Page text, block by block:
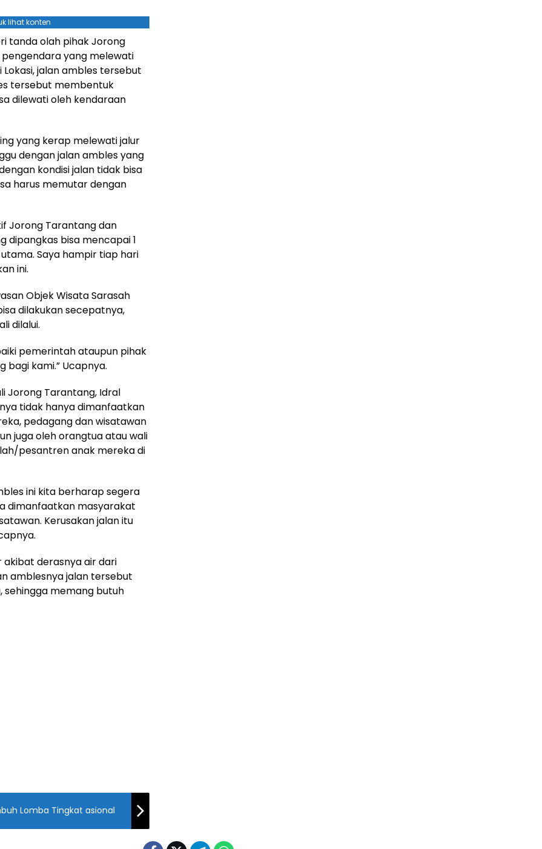
lihat konten
tanda olah pihak Jorong
yang melewati
jalan ambles tersebut
tersebut membentuk
dilewati oleh kendaraan
yang kerap melewati jalur
dengan jalan ambles yang
kondisi jalan tidak bisa
harus memutar dengan
Jorong Tarantang dan
dipangkas bisa mencapai 1
Saya hampir tiap hari
ini.
Objek Wisata Sarasah
dilakukan secepatnya,
dilalui.
pemerintah ataupun pihak
bagi kami.” Ucapnya.
Jorong Tarantang, Idral
tidak hanya dimanfaatkan
pedagang dan wisatawan
juga oleh orangtua atau wali
pesantren anak mereka di
ini kita berharap segera
dimanfaatkan masyarakat
Kerusakan jalan itu
derasnya air dari
amblesnya jalan tersebut
sehingga memang butuh
Lomba Tingkat asional